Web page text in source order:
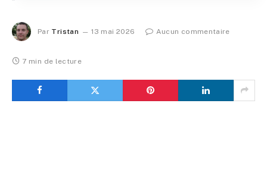
Par Tristan 13 mai 2026 Aucun commentaire
7 min de lecture